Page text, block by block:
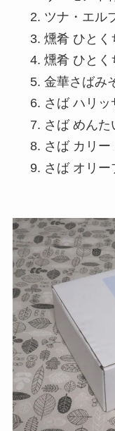
ツナ・エル
燻肴 ひとく
燻肴 ひとく
金華さばみ
さば ハリッ
さば めんた
さば カリー
さば オリー